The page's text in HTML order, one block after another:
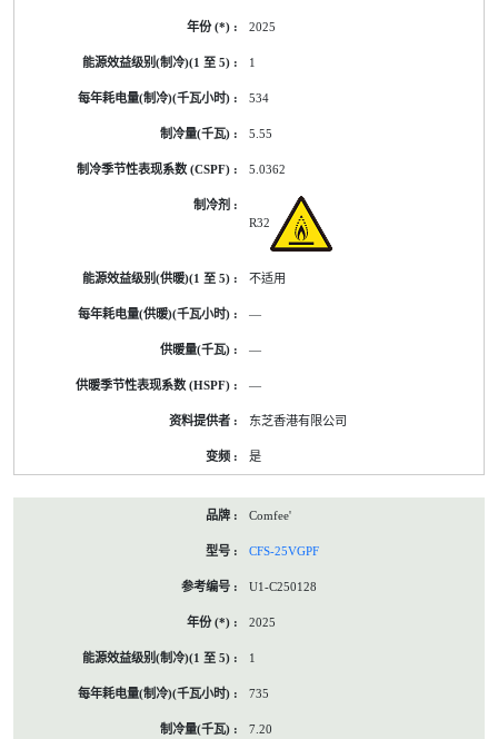
2025
1
534
5.55
5.0362
R32
不适用
—
—
—
东芝香港有限公司
是
Comfee'
CFS-25VGPF
U1-C250128
2025
1
735
7.20